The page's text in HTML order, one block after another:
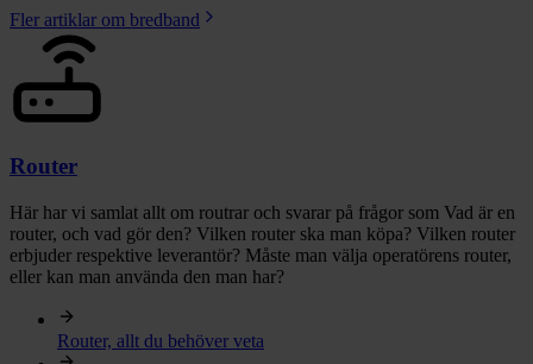
Fler artiklar om bredband
Router
Här har vi samlat allt om routrar och svarar på frågor som Vad är en
router, och vad gör den? Vilken router ska man köpa? Vilken router
erbjuder respektive leverantör? Måste man välja operatörens router,
eller kan man använda den man har?
Router, allt du behöver veta